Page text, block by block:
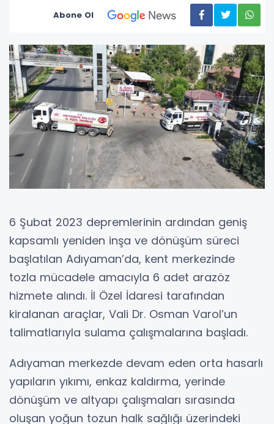
Abone Ol
6 Şubat 2023 depremlerinin ardından geniş
kapsamlı yeniden inşa ve dönüşüm süreci
başlatılan Adıyaman’da, kent merkezinde
tozla mücadele amacıyla 6 adet arazöz
hizmete alındı. İl Özel İdaresi tarafından
kiralanan araçlar, Vali Dr. Osman Varol’un
talimatlarıyla sulama çalışmalarına başladı.
Adıyaman merkezde devam eden orta hasarlı
yapıların yıkımı, enkaz kaldırma, yerinde
dönüşüm ve altyapı çalışmaları sırasında
oluşan yoğun tozun halk sağlığı üzerindeki